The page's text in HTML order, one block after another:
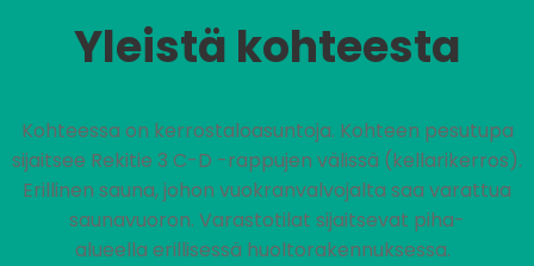
Yleistä kohteesta
Kohteessa on kerrostaloasuntoja. Kohteen pesutupa
sijaitsee Rekitie 3 C-D -rappujen välissä (kellarikerros).
Erillinen sauna, johon vuokranvalvojalta saa varattua
saunavuoron. Varastotilat sijaitsevat piha-
alueella erillisessä huoltorakennuksessa.